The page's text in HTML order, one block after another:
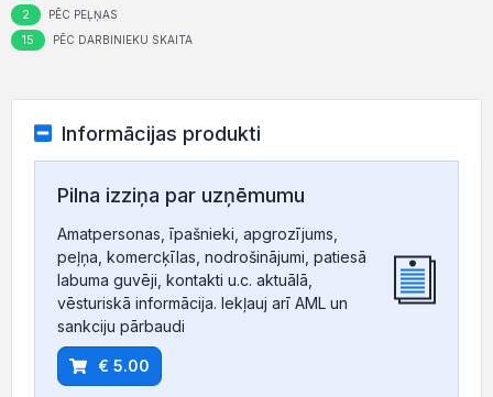
2 PĒC PEĻŅAS
15 PĒC DARBINIEKU SKAITA
Informācijas produkti
Pilna izziņa par uzņēmumu
Amatpersonas, īpašnieki, apgrozījums,
peļņa, komercķīlas, nodrošinājumi, patiesā
labuma guvēji, kontakti u.c. aktuālā,
vēsturiskā informācija. Iekļauj arī AML un
sankciju pārbaudi
€ 5.00